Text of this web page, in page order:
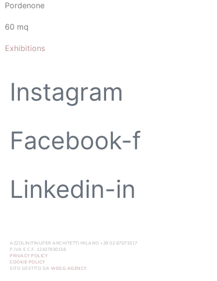
Pordenone
60 mq
Exhibitions
Instagram
Facebook-f
Linkedin-in
AZZOLINITINUPER ARCHITETTI MILANO +39 02 67073317
P.IVA E C.F. 12437830156
PRIVACY POLICY
COOKIE POLICY
SITO GESTITO DA WEGG AGENCY